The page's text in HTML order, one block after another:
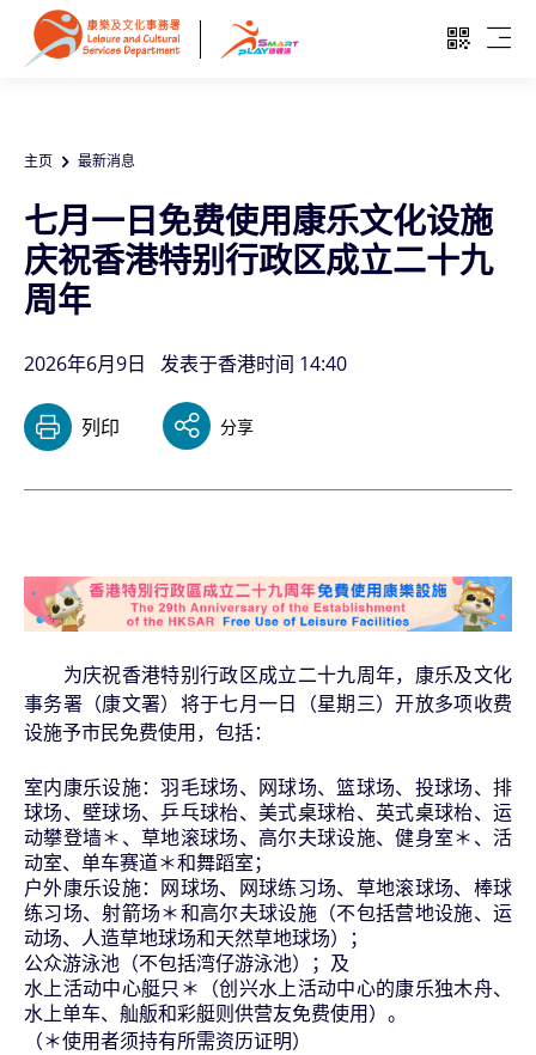
跳至主要内容
开启二维
开启
主页 最新消息
七月一日免费使用康乐文化设施
庆祝香港特别行政区成立二十九
周年
2026年6月9日 发表于香港时间 14:40
列印 分享
为庆祝香港特别行政区成立二十九周年，康乐及文化
事务署（康文署）将于七月一日（星期三）开放多项收费
设施予市民免费使用，包括：
室内康乐设施：羽毛球场、网球场、篮球场、投球场、排
球场、壁球场、乒乓球枱、美式桌球枱、英式桌球枱、运
动攀登墙＊、草地滚球场、高尔夫球设施、健身室＊、活
动室、单车赛道＊和舞蹈室；
户外康乐设施：网球场、网球练习场、草地滚球场、棒球
练习场、射箭场＊和高尔夫球设施（不包括营地设施、运
动场、人造草地球场和天然草地球场）；
公众游泳池（不包括湾仔游泳池）；及
水上活动中心艇只＊（创兴水上活动中心的康乐独木舟、
水上单车、舢舨和彩艇则供营友免费使用）。
（＊使用者须持有所需资历证明）